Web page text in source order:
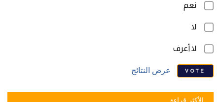
نعم
لا
لا أعرف
VOTE عرض النتائج
الأكثر قراءة